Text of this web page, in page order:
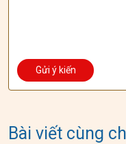
Bài viết cùng